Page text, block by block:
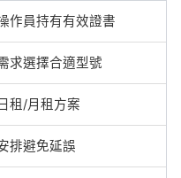
作員持有有效證書
求選擇合適型號
租/月租方案
排避免延誤